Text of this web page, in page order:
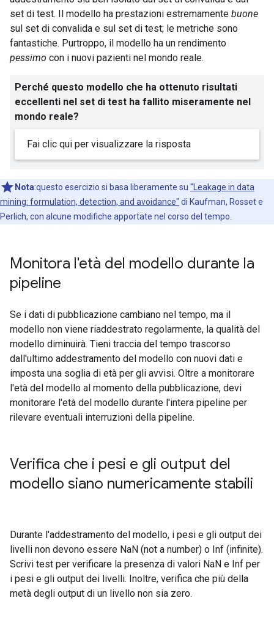
set di test. Il modello ha prestazioni estremamente buone
sul set di convalida e sul set di test; le metriche sono
fantastiche. Purtroppo, il modello ha un rendimento
pessimo con i nuovi pazienti nel mondo reale.
Perché questo modello che ha ottenuto risultati
eccellenti nel set di test ha fallito miseramente nel
mondo reale?
Fai clic qui per visualizzare la risposta
Nota:questo esercizio si basa liberamente su "Leakage in data
mining: formulation, detection, and avoidance" di Kaufman, Rosset e
Perlich, con alcune modifiche apportate nel corso del tempo.
Monitora l'età del modello durante la
pipeline
Se i dati di pubblicazione cambiano nel tempo, ma il
modello non viene riaddestrato regolarmente, la qualità del
modello diminuirà. Tieni traccia del tempo trascorso
dall'ultimo addestramento del modello con nuovi dati e
imposta una soglia di età per gli avvisi. Oltre a monitorare
l'età del modello al momento della pubblicazione, devi
monitorare l'età del modello durante l'intera pipeline per
rilevare eventuali interruzioni della pipeline.
Verifica che i pesi e gli output del
modello siano numericamente stabili
Durante l'addestramento del modello, i pesi e gli output dei
livelli non devono essere NaN (not a number) o Inf (infinite).
Scrivi test per verificare la presenza di valori NaN e Inf per
i pesi e gli output dei livelli. Inoltre, verifica che più della
metà degli output di un livello non sia zero.